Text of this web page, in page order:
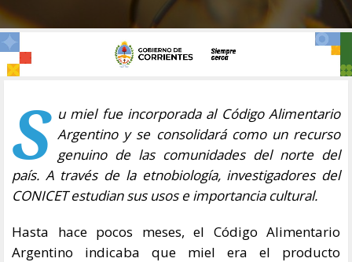
S u miel fue incorporada al Código Alimentario
Argentino y se consolidará como un recurso
genuino de las comunidades del norte del
país. A través de la etnobiología, investigadores del
CONICET estudian sus usos e importancia cultural.
Hasta hace pocos meses, el Código Alimentario
Argentino indicaba que miel era el producto